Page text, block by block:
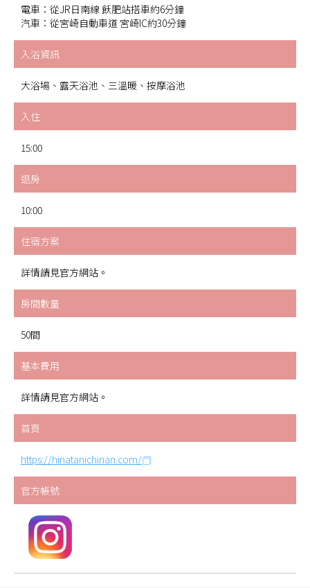
電車：從JR日南線 飫肥站搭車約6分鐘
汽車：從宮崎自動車道 宮崎IC約30分鐘
入浴資訊
大浴場、露天浴池、三溫暖、按摩浴池
入住
15:00
退房
10:00
住宿方案
詳情請見官方網站。
房間數量
50間
基本費用
詳情請見官方網站。
首頁
https://hinatanichinan.com/
官方帳號